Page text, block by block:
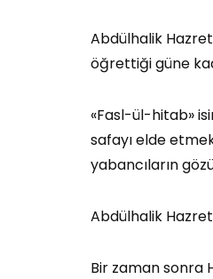
Abdülhalik
öğrettiği güne
«Fasl-ül-hitab»
safayı elde
yabancıların
Abdülhalik
Bir zaman sonra